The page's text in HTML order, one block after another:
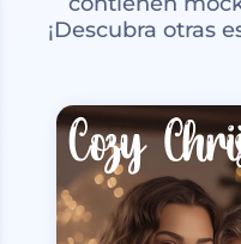
¡Descubra otras